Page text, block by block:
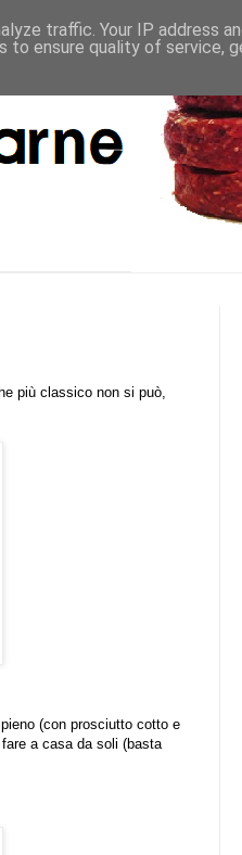
più classico non si può,
(con prosciutto cotto e
a casa da soli (basta
traffic. Your IP address
to ensure quality of service,